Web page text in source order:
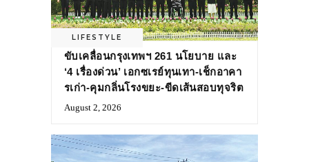
LIFESTYLE
ขับเคลื่อนกรุงเทพฯ 261 นโยบาย และ
‘4 เรื่องด่วน’ เอกซเรย์ทุนเทา-เช็กอาคา
รเก่า-คุมกลิ่นโรงขยะ-ขีดเส้นสอบทุจริต
August 2, 2026